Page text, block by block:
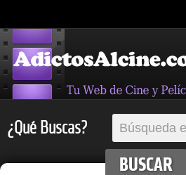
¿Qué Buscas?